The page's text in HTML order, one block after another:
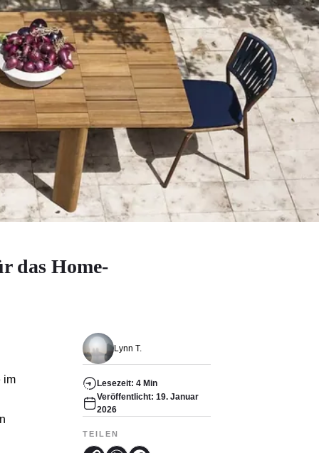
das Home-
Lynn T.
Lesezeit: 4 Min
Veröffentlicht: 19. Januar
2026
TEILEN
im